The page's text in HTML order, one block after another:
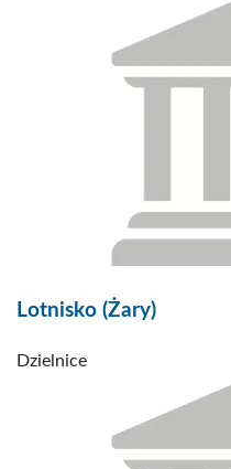
Lotnisko (Żary)
Dzielnice